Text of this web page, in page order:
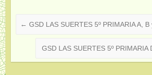
← GSD LAS SUERTES 5º PRIMARIA A,
GSD LAS SUERTES 5º PRIMARIA